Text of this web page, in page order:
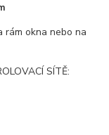
rám okna nebo na
SÍTĚ: